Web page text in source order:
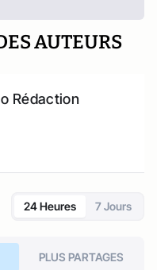
AUTEURS
Rédaction
24 Heures 7 Jours
PLUS PARTAGES